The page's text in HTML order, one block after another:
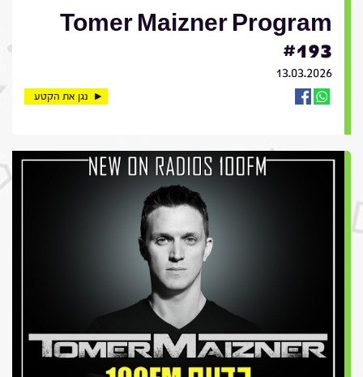
Tomer Maizner Program
#193
13.03.2026
נגן את הקטע